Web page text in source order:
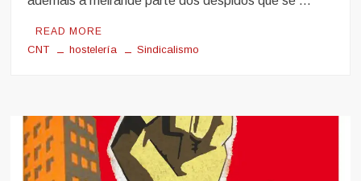
READ MORE
CNT hostelería Sindicalismo